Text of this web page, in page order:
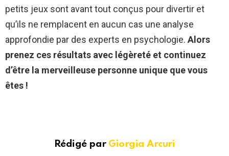
petits jeux sont avant tout conçus pour divertir et
qu’ils ne remplacent en aucun cas une analyse
approfondie par des experts en psychologie. Alors
prenez ces résultats avec légèreté et continuez
d’être la merveilleuse personne unique que vous
êtes !
Rédigé par Giorgia Arcuri